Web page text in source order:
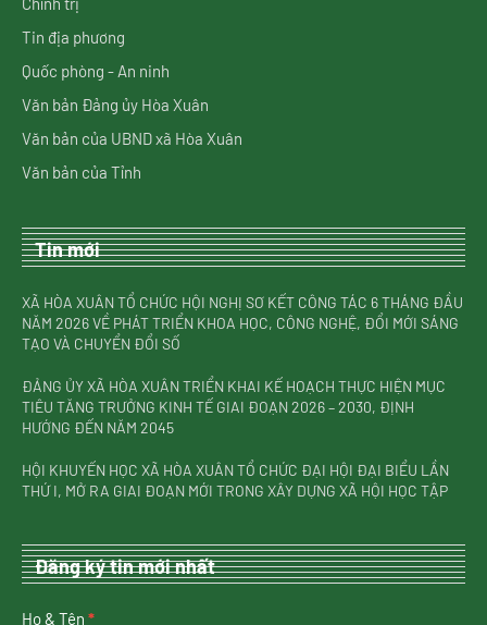
Tin địa phương
Quốc phòng - An ninh
Văn bản Đảng ủy Hòa Xuân
Văn bản của UBND xã Hòa Xuân
Văn bản của Tỉnh
Tin mới
XÃ HÒA XUÂN TỔ CHỨC HỘI NGHỊ SƠ KẾT CÔNG TÁC 6 THÁNG ĐẦU
NĂM 2026 VỀ PHÁT TRIỂN KHOA HỌC, CÔNG NGHỆ, ĐỔI MỚI SÁNG
TẠO VÀ CHUYỂN ĐỔI SỐ
ĐẢNG ỦY XÃ HÒA XUÂN TRIỂN KHAI KẾ HOẠCH THỰC HIỆN MỤC
TIÊU TĂNG TRƯỞNG KINH TẾ GIAI ĐOẠN 2026 – 2030, ĐỊNH
HƯỚNG ĐẾN NĂM 2045
HỘI KHUYẾN HỌC XÃ HÒA XUÂN TỔ CHỨC ĐẠI HỘI ĐẠI BIỂU LẦN
THỨ I, MỞ RA GIAI ĐOẠN MỚI TRONG XÂY DỰNG XÃ HỘI HỌC TẬP
Đăng ký tin mới nhất
nhận
Họ & Tên *